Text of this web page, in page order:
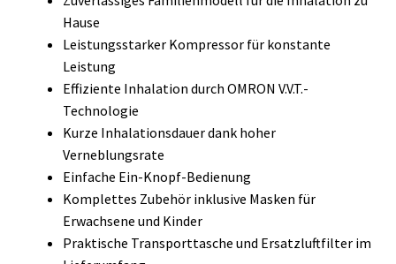
Hause
Leistungsstarker Kompressor für konstante
Leistung
Effiziente Inhalation durch OMRON V.V.T.-
Technologie
Kurze Inhalationsdauer dank hoher
Verneblungsrate
Einfache Ein-Knopf-Bedienung
Komplettes Zubehör inklusive Masken für
Erwachsene und Kinder
Praktische Transporttasche und Ersatzluftfilter im